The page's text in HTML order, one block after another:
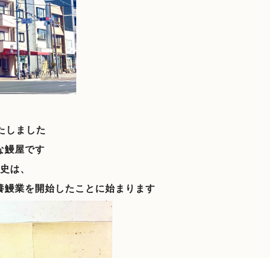
しました
鰻屋です
は、
業を開始したことに始まります